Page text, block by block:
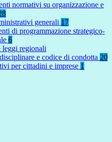
normativi su organizzazione e
generali 17
di programmazione strategico-
6
leggi regionali
e codice di condotta 20
per cittadini e imprese 1